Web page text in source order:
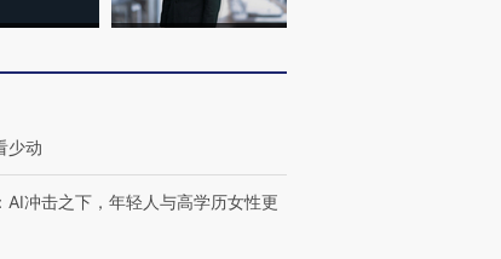
少动
： AI冲击之下，年轻人与高学历女性更